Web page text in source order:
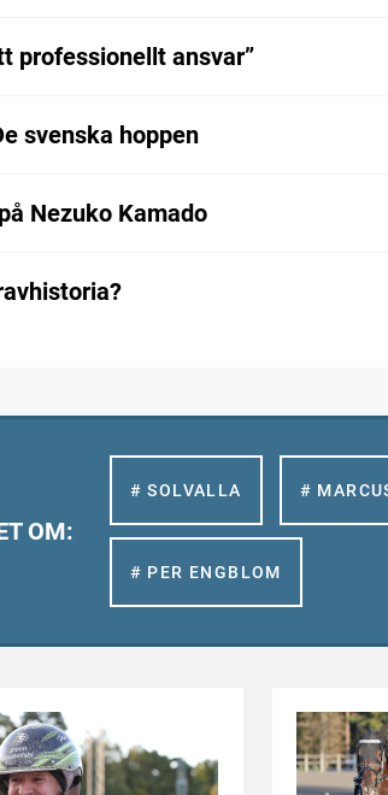
professionellt ansvar”
svenska hoppen
Nezuko Kamado
OM:
# SOLVALLA #
# PER ENGBLOM